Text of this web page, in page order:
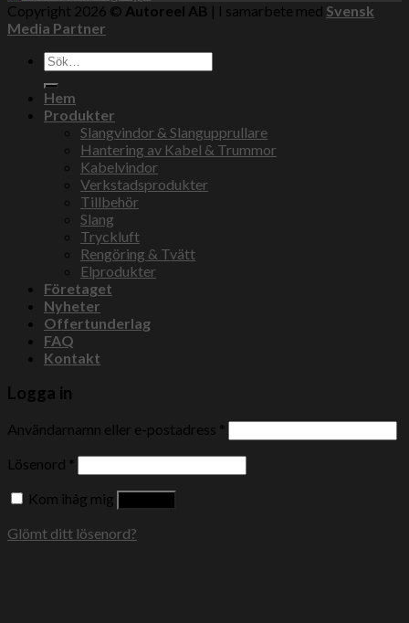
Copyright 2026 © Autoreel AB | I samarbete med Svensk
Media Partner
Sök
efter:
Hem
Produkter
Slangvindor & Slangupprullare
Hantering av Kabel & Trummor
Kabelvindor
Verkstadsprodukter
Tillbehör
Slang
Tryckluft
Rengöring & Tvätt
Elprodukter
Företaget
Nyheter
Offertunderlag
FAQ
Kontakt
Logga in
Användarnamn eller e-postadress *
Lösenord *
Kom ihåg mig
Glömt ditt lösenord?